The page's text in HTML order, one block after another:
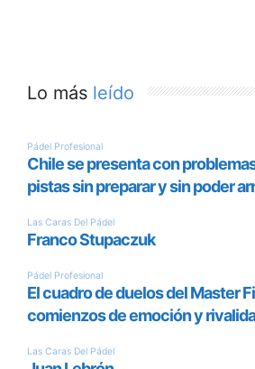
Lo más leído